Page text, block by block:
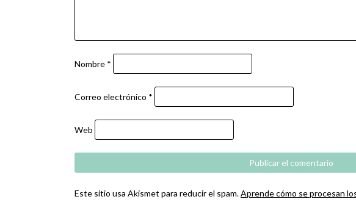
Nombre *
Correo electrónico *
Web
Este sitio usa Akismet para reducir el spam.Aprende cómo se procesan